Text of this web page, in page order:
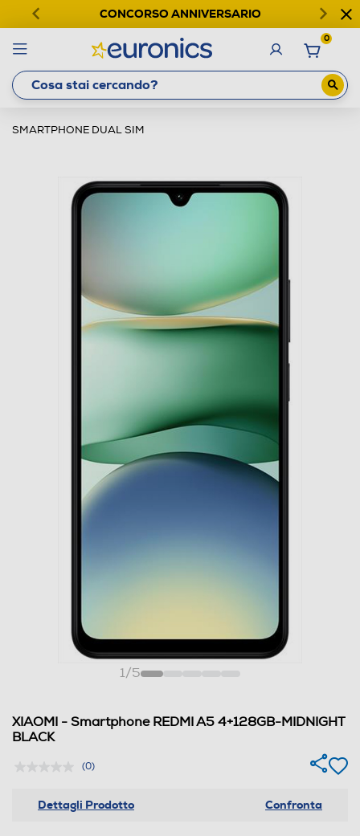
CONCORSO ANNIVERSARIO
0
SMARTPHONE DUAL SIM
1/5
XIAOMI - Smartphone REDMI A5 4+128GB-MIDNIGHT
BLACK
(0)
Dettagli Prodotto Confronta